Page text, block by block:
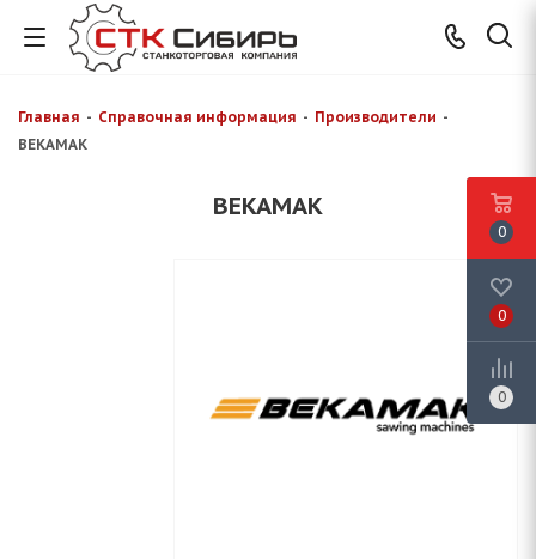
Главная - Справочная информация - Производители -
BEKAMAK
BEKAMAK
0
0
0